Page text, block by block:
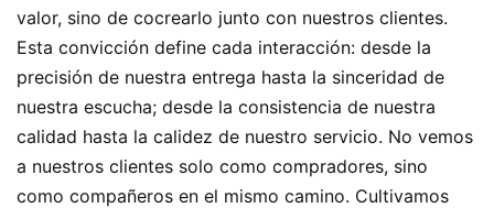
valor, sino de cocrearlo junto con nuestros clientes.
Esta convicción define cada interacción: desde la
precisión de nuestra entrega hasta la sinceridad de
nuestra escucha; desde la consistencia de nuestra
calidad hasta la calidez de nuestro servicio. No vemos
a nuestros clientes solo como compradores, sino
como compañeros en el mismo camino. Cultivamos